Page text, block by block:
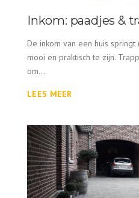
Inkom: paadjes &
De inkom van een huis
mooi en praktisch te zijn.
om...
LEES MEER